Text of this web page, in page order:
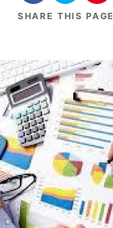
SHARE THIS PAGE